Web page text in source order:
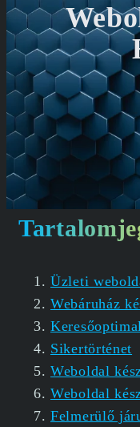
Üzleti
Webáruház
Sikertörténet
Weboldal
Weboldal
Felmerülő